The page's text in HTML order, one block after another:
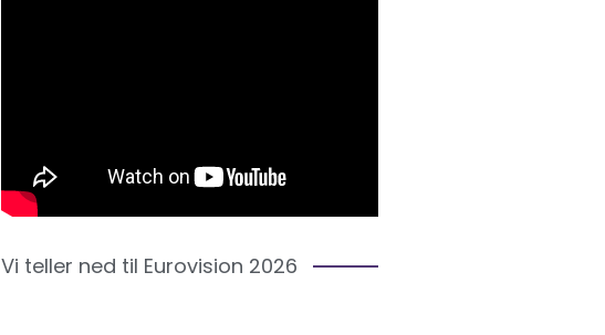
Vi teller ned til Eurovision 2026